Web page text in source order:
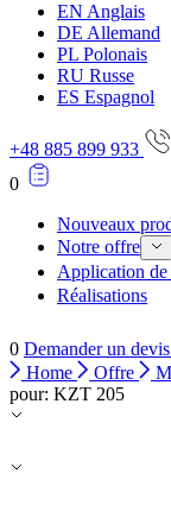
EN Anglais
DE Allemand
PL Polonais
RU Russe
ES Espagnol
+48 885 899 933
0
Nouveaux
Notre offre
Application
Réalisations
0 Demander un devis
Home
Offre
pour: KZT 205